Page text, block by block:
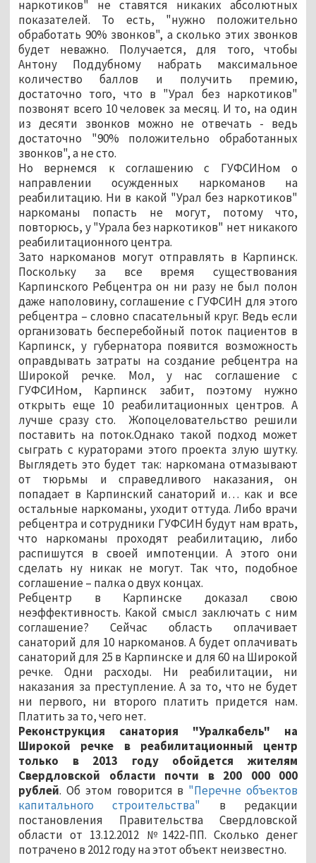
наркотиков" не ставятся никаких абсолютных
показателей. То есть, "нужно положительно
обработать 90% звонков", а сколько этих звонков
будет неважно. Получается, для того, чтобы
Антону Поддубному набрать максимальное
количество баллов и получить премию,
достаточно того, что в "Урал без наркотиков"
позвонят всего 10 человек за месяц. И то, на один
из десяти звонков можно не отвечать - ведь
достаточно "90% положительно обработанных
звонков", а не сто.
Но вернемся к соглашению с ГУФСИНом о
направлении осужденных наркоманов на
реабилитацию. Ни в какой "Урал без наркотиков"
наркоманы попасть не могут, потому что,
повторюсь, у "Урала без наркотиков" нет никакого
реабилитационного центра.
Зато наркоманов могут отправлять в Карпинск.
Поскольку за все время существования
Карпинского Ребцентра он ни разу не был полон
даже наполовину, соглашение с ГУФСИН для этого
ребцентра – словно спасательный круг. Ведь если
организовать бесперебойный поток пациентов в
Карпинск, у губернатора появится возможность
оправдывать затраты на создание ребцентра на
Широкой речке. Мол, у нас соглашение с
ГУФСИНом, Карпинск забит, поэтому нужно
открыть еще 10 реабилитационных центров. А
лучше сразу сто. Жопоцеловательство решили
поставить на поток.Однако такой подход может
сыграть с кураторами этого проекта злую шутку.
Выглядеть это будет так: наркомана отмазывают
от тюрьмы и справедливого наказания, он
попадает в Карпинский санаторий и… как и все
остальные наркоманы, уходит оттуда. Либо врачи
ребцентра и сотрудники ГУФСИН будут нам врать,
что наркоманы проходят реабилитацию, либо
распишутся в своей импотенции. А этого они
сделать ну никак не могут. Так что, подобное
соглашение – палка о двух концах.
Ребцентр в Карпинске доказал свою
неэффективность. Какой смысл заключать с ним
соглашение? Сейчас область оплачивает
санаторий для 10 наркоманов. А будет оплачивать
санаторий для 25 в Карпинске и для 60 на Широкой
речке. Одни расходы. Ни реабилитации, ни
наказания за преступление. А за то, что не будет
ни первого, ни второго платить придется нам.
Платить за то, чего нет.
Реконструкция санатория "Уралкабель" на
Широкой речке в реабилитационный центр
только в 2013 году обойдется жителям
Свердловской области почти в 200 000 000
рублей. Об этом говорится в "Перечнеобъектов
капитального строительства" в редакции
постановления Правительства Свердловской
области от 13.12.2012 №1422-ПП. Сколько денег
потрачено в 2012 году на этот объект неизвестно.